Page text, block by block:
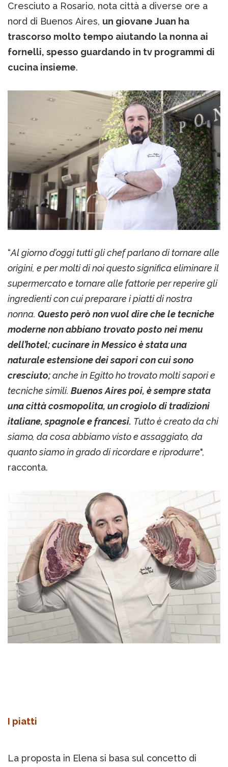
Cresciuto a Rosario, nota città a diverse ore a
nord di Buenos Aires, un giovane Juan ha
trascorso molto tempo aiutando la nonna ai
fornelli, spesso guardando in tv programmi di
cucina insieme.
“Al giorno d’oggi tutti gli chef parlano di tornare alle
origini, e per molti di noi questo significa eliminare il
supermercato e tornare alle fattorie per reperire gli
ingredienti con cui preparare i piatti di nostra
nonna. Questo però non vuol dire che le tecniche
moderne non abbiano trovato posto nei menu
dell’hotel; cucinare in Messico è stata una
naturale estensione dei sapori con cui sono
cresciuto;anche in Egitto ho trovato molti sapori e
tecniche simili. Buenos Aires poi, è sempre stata
una città cosmopolita, un crogiolo di tradizioni
italiane, spagnole e francesi. Tutto è creato da chi
siamo, da cosa abbiamo visto e assaggiato, da
quanto siamo in grado di ricordare e riprodurre",
racconta.
I piatti
La proposta in Elena si basa sul concetto di